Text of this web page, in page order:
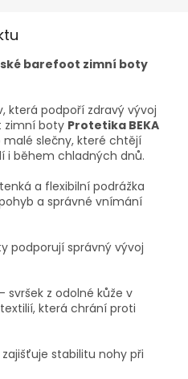
barefoot zimní boty
která podpoří zdravý vývoj
zimní boty Protetika BEKA
slečny, které chtějí
i během chladných dnů.
a flexibilní podrážka
a správné vnímání
podporují správný vývoj
– svršek z odolné kůže v
která chrání proti
zajišťuje stabilitu nohy při